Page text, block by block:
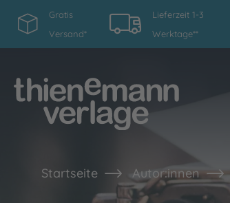
Gratis
Versand*
Lieferzeit 1-3
Werktage**
Startseite Autor:innen